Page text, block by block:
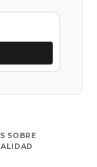
SOBRE